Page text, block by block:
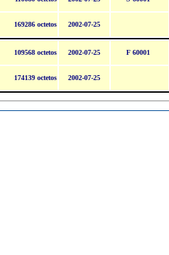
169286 octetos 2002-07-25
109568 octetos 2002-07-25 F 60001
174139 octetos 2002-07-25